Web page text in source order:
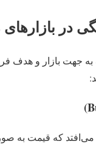
در
به جهت بازار و هدف
می‌افتد که قیمت